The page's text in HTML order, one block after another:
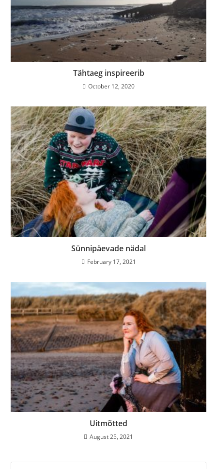
Tähtaeg inspireerib
October 12, 2020
Sünnipäevade nädal
February 17, 2021
Uitmõtted
August 25, 2021